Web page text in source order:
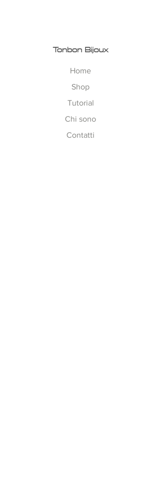
Tonbon Bijoux
Home
Shop
Tutorial
Chi sono
Contatti